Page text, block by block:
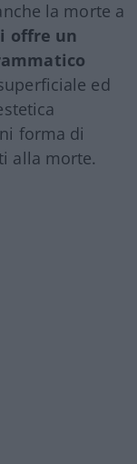
la morte a
offre un
ed
forma di
alla morte.